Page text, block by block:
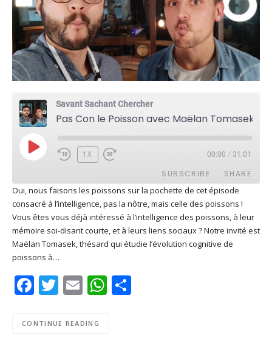
Savant Sachant Chercher
Pas Con le Poisson avec Maëlan Tomasek
PLAY
EPISODE
1X 00:00 / 31:01
SUBSCRIBE SHARE
Apple Podcasts Deezer
Google Play PocketCasts
Podcast Addict RSS
RSS FEED
SHARE
LINK
EMBED
Oui, nous faisons les poissons sur la pochette de cet épisode
consacré à l’intelligence, pas la nôtre, mais celle des poissons !
Vous êtes vous déjà intéressé à l’intelligence des poissons, à leur
mémoire soi-disant courte, et à leurs liens sociaux ? Notre invité est
Maëlan Tomasek, thésard qui étudie l’évolution cognitive de
poissons à…
Facebook
Twitter
EmailWhatsApp
CONTINUE READING